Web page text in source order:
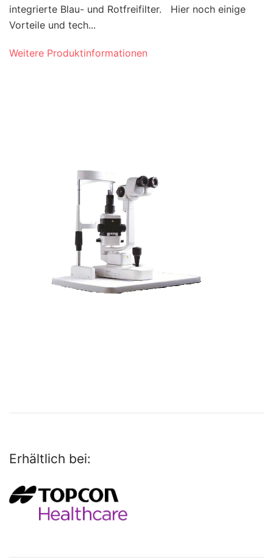
integrierte Blau- und Rotfreifilter. Hier noch einige
Vorteile und tech...
Weitere Produktinformationen
Erhältlich bei: